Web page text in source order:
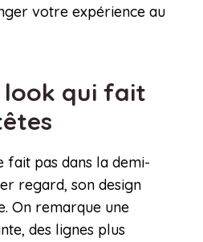
votre expérience au
look qui fait
fait pas dans la demi-
regard, son design
On remarque une
des lignes plus